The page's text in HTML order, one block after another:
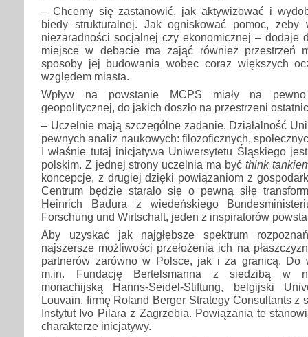
– Chcemy się zastanowić, jak aktywizować i
biedy strukturalnej. Jak ogniskować pomoc,
niezaradności socjalnej czy ekonomicznej – dodaje
miejsce w debacie ma zająć również przestrzeń
sposoby jej budowania wobec coraz większych
względem miasta.
Wpływ na powstanie MCPS miały na
geopolitycznej, do jakich doszło na przestrzeni
– Uczelnie mają szczególne zadanie. Działalność
pewnych analiz naukowych: filozoficznych,
I właśnie tutaj inicjatywa Uniwersytetu Śląskiego
polskim. Z jednej strony uczelnia ma być think
koncepcje, z drugiej dzięki powiązaniom z
Centrum będzie starało się o pewną siłę
Heinrich Badura z wiedeńskiego
Forschung und Wirtschaft, jeden z inspiratorów
Aby uzyskać jak najgłębsze spektrum
najszersze możliwości przełożenia ich na
partnerów zarówno w Polsce, jak i za granicą. Do
m.in. Fundację Bertelsmanna z siedzibą w
monachijską Hanns-Seidel-Stiftung, belgijski
Louvain, firmę Roland Berger Strategy Consultants z
Instytut Ivo Pilara z Zagrzebia. Powiązania te
charakterze inicjatywy.